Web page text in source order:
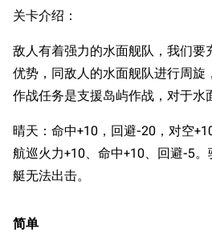
宿舍与家具
餐厅与料理
浴室
学院与战术
放映厅
战区支队基地
特别船坞
历次活动关卡
舰娘对话小剧场
舰船造船厂一
舰船归宿一览
舰名溯源
关卡介绍：
敌人有着强力的水面舰队，我们要
优势，同敌人的水面舰队进行周旋
作战任务是支援岛屿作战，对于水
晴天：命中+10，回避-20，对空
航巡火力+10、命中+10、回避-5
艇无法出击。
简单